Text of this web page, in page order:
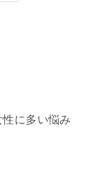
に多い悩み